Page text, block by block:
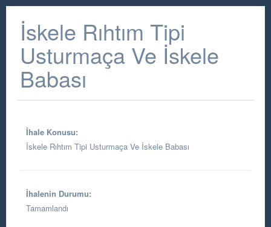
İskele Rıhtım Tipi
Usturmaça Ve İskele
Babası
İhale Konusu:
İskele Rıhtım Tipi Usturmaça Ve İskele Babası
İhalenin Durumu:
Tamamlandı